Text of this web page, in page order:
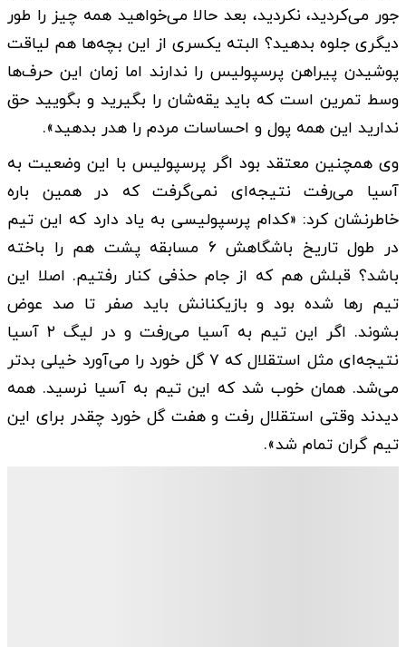
جور می‌کردید، نکردید، بعد حالا می‌خواهید همه چیز را طور
دیگری جلوه بدهید؟ البته یکسری از این بچه‌ها هم لیاقت
پوشیدن پیراهن پرسپولیس را ندارند اما زمان این حرف‌ها
وسط تمرین است که باید یقه‌شان را بگیرید و بگویید حق
ندارید این همه پول و احساسات مردم را هدر بدهید».
وی همچنین معتقد بود اگر پرسپولیس با این وضعیت به
آسیا می‌رفت نتیجه‌ای نمی‌گرفت که در همین باره
خاطرنشان کرد: «کدام پرسپولیسی به یاد دارد که این تیم
در طول تاریخ باشگاهش ۶ مسابقه پشت هم را باخته
باشد؟ قبلش هم که از جام حذفی کنار رفتیم. اصلا این
تیم رها شده بود و بازیکنانش باید صفر تا صد عوض
بشوند. اگر این تیم به آسیا می‌رفت و در لیگ ۲ آسیا
نتیجه‌ای مثل استقلال که ۷ گل خورد را می‌آورد خیلی بدتر
می‌شد. همان خوب شد که این تیم به آسیا نرسید. همه
دیدند وقتی استقلال رفت و هفت گل خورد چقدر برای این
تیم گران تمام شد».